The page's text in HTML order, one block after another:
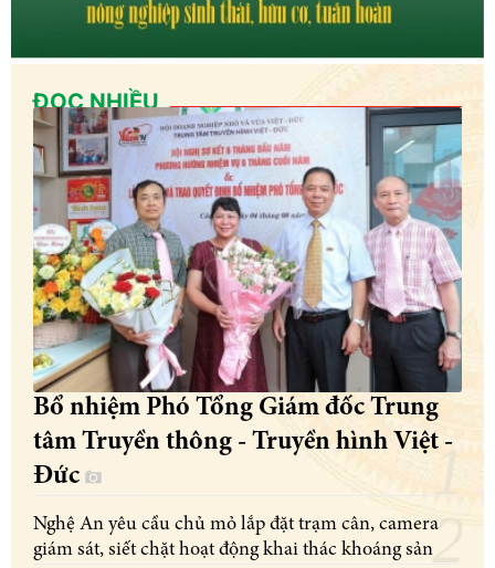
ĐỌC NHIỀU
Bổ nhiệm Phó Tổng Giám đốc Trung
tâm Truyền thông - Truyền hình Việt -
Đức
Nghệ An yêu cầu chủ mỏ lắp đặt trạm cân, camera
giám sát, siết chặt hoạt động khai thác khoáng sản